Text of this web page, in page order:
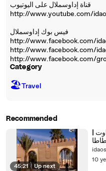
قناة إداوسملال على اليوتيوب
http://www.youtube.com/
فيس بوك إداوسملال
http://www.facebook.com/
http://www.facebook.com/
http://www.facebook.com/
Category
🏖Travel
Recommended
45:21 | Up next
|
10